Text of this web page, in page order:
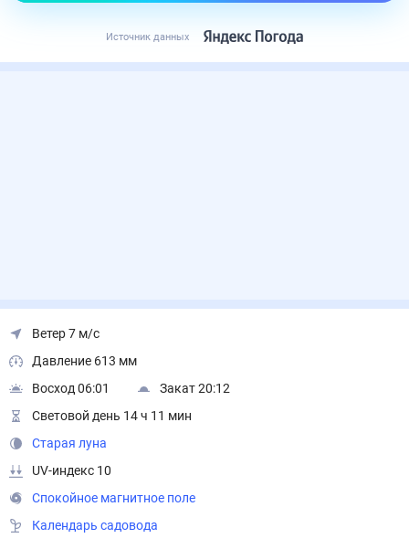
Источник данных
Ветер 7 м/с
Давление 613 мм
Восход 06:01
Закат 20:12
Световой день 14 ч 11 мин
Старая луна
UV-индекс 10
Спокойное магнитное поле
Календарь садовода